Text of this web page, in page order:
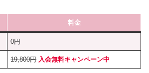
料金
0円
19,800円 入会無料キャンペーン中